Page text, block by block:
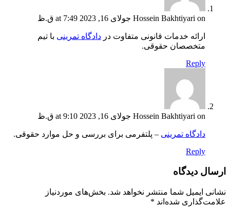
Hossein Bakhtiyari on جولای 16, 2023 at 7:49 ق.ظ
ارائه خدمات قانونی متفاوت در دادگاه تمرینی با تیم
متخصصان حقوقی.
Reply
Hossein Bakhtiyari on جولای 16, 2023 at 9:10 ق.ظ
دادگاه تمرینی – پلتفرمی برای بررسی و حل موارد حقوقی.
Reply
ارسال دیدگاه
نشانی ایمیل شما منتشر نخواهد شد. بخش‌های موردنیاز
علامت‌گذاری شده‌اند *